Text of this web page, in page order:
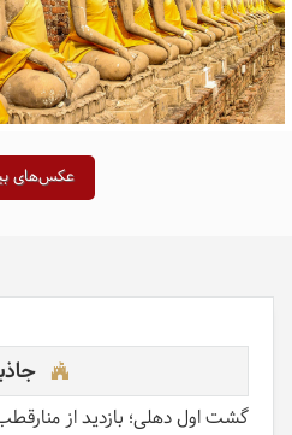
عکس‌های
گشت اول دهلی؛ بازدید از